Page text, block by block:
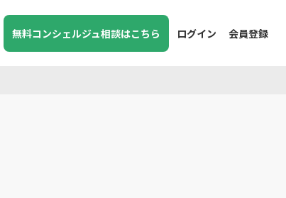
無料コンシェルジュ相談はこちら ログイン 会員登録